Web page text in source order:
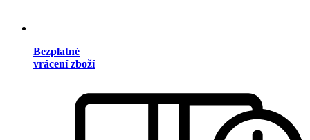
Bezplatné
vrácení zboží